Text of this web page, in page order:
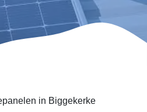
in Biggekerke